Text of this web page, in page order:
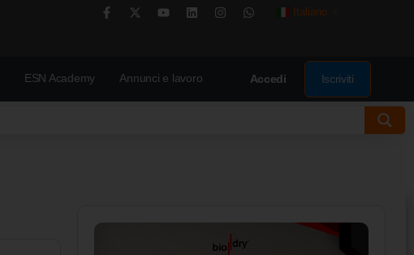
Italiano
ESN Academy Annunci e lavoro Accedi Iscriviti